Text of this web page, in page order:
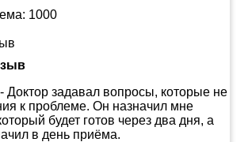
1000
- Доктор задавал вопросы, которые не
к проблеме. Он назначил мне
будет готов через два дня, а
в день приёма.